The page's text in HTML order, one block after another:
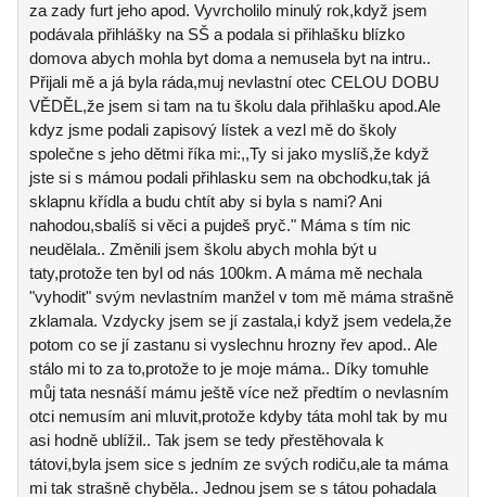
za zady furt jeho apod. Vyvrcholilo minulý rok,když jsem
podávala přihlášky na SŠ a podala si přihlašku blízko
domova abych mohla byt doma a nemusela byt na intru..
Přijali mě a já byla ráda,muj nevlastní otec CELOU DOBU
VĚDĚL,že jsem si tam na tu školu dala přihlašku apod.Ale
kdyz jsme podali zapisový lístek a vezl mě do školy
společne s jeho dětmi říka mi:,,Ty si jako myslíš,že když
jste si s mámou podali přihlasku sem na obchodku,tak já
sklapnu křídla a budu chtít aby si byla s nami? Ani
nahodou,sbalíš si věci a pujdeš pryč." Máma s tím nic
neudělala.. Změnili jsem školu abych mohla být u
taty,protože ten byl od nás 100km. A máma mě nechala
"vyhodit" svým nevlastním manžel v tom mě máma strašně
zklamala. Vzdycky jsem se jí zastala,i když jsem vedela,že
potom co se jí zastanu si vyslechnu hrozny řev apod.. Ale
stálo mi to za to,protože to je moje máma.. Díky tomuhle
můj tata nesnáší mámu ještě více než předtím o nevlasním
otci nemusím ani mluvit,protože kdyby táta mohl tak by mu
asi hodně ublížil.. Tak jsem se tedy přestěhovala k
tátovi,byla jsem sice s jedním ze svých rodiču,ale ta máma
mi tak strašně chyběla.. Jednou jsem se s tátou pohadala